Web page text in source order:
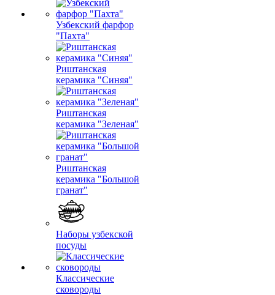
Узбекский фарфор
"Пахта"
Риштанская
керамика "Синяя"
Риштанская
керамика "Зеленая"
Риштанская
керамика "Большой
гранат"
Наборы узбекской
посуды
Классические
сковороды